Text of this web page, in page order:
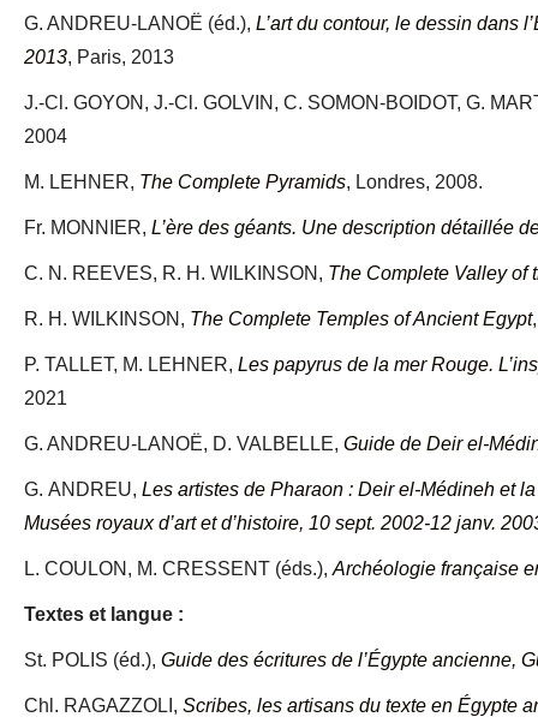
G. ANDREU-LANOË (éd.), L’art du contour, le dessin dans
2013, Paris, 2013
J.-Cl. GOYON, J.-Cl. GOLVIN, C. SOMON-BOIDOT, G.
2004
M. LEHNER, The Complete Pyramids, Londres, 2008.
Fr. MONNIER, L’ère des géants. Une description détaillée
C. N. REEVES, R. H. WILKINSON, The Complete Valley of
R. H. WILKINSON, The Complete Temples of Ancient Egypt
P. TALLET, M. LEHNER, Les papyrus de la mer Rouge.
2021
G. ANDREU-LANOË, D. VALBELLE, Guide de Deir el-
G. ANDREU, Les artistes de Pharaon : Deir el-Médineh et
Musées royaux d’art et d’histoire, 10 sept. 2002-12 janv.
L. COULON, M. CRESSENT (éds.), Archéologie française
Textes et langue :
St. POLIS (éd.), Guide des écritures de l’Égypte ancienne,
Chl. RAGAZZOLI, Scribes, les artisans du texte en Égypte